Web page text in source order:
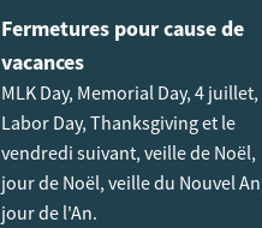
Fermetures pour cause de
vacances
MLK Day, Memorial Day, 4 juillet,
Labor Day, Thanksgiving et le
vendredi suivant, veille de Noël,
jour de Noël, veille du Nouvel
jour de l'An.